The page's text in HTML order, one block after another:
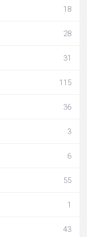
18
28
31
115
36
3
6
55
1
43